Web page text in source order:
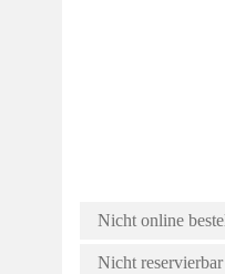
Nicht online
Nicht reservierbar